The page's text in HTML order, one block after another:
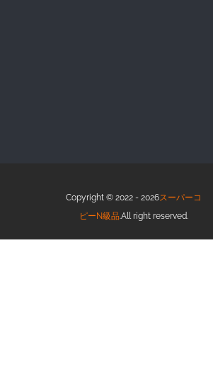
Copyright © 2022 - 2026スーパーコ
ピーN級品.All right reserved.